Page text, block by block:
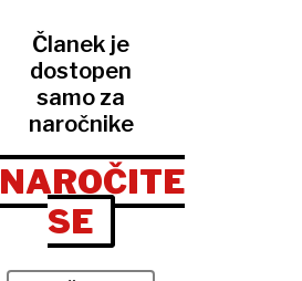
Članek je
dostopen
samo za
naročnike
NAROČITE
SE